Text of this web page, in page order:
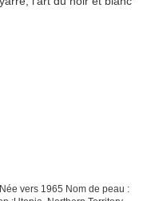
vers 1965 Nom de peau :